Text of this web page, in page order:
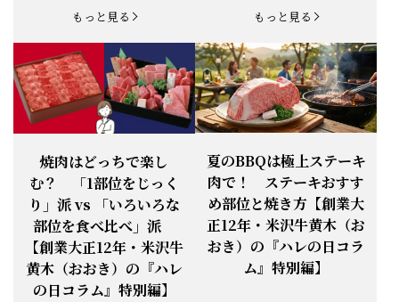
お知らせ 2025.11.3 「黄木の御歳暮」早割開始！
お知らせ 2025.9.13 「秋分の日」定休日変更のお知らせ
お知らせ 2025.6.16 新登場！一膳ご飯
お知らせ 2025.5.28 「初夏の肉祭り」開催中
お知らせ 2025.5.19 「父の日特集」開催中
お知らせ 2025.4.28 「BBQ企画」開催中！
もっと見る もっと見る
焼肉はどっちで楽し
む？ 「1部位をじっく
り」派 vs 「いろいろな
部位を食べ比べ」派
【創業大正12年・米沢牛
黄木（おおき）の『ハレ
の日コラム』特別編】
夏のBBQは極上ステーキ
肉で！ ステーキおすす
め部位と焼き方【創業大
正12年・米沢牛黄木（お
おき）の『ハレの日コラ
ム』特別編】